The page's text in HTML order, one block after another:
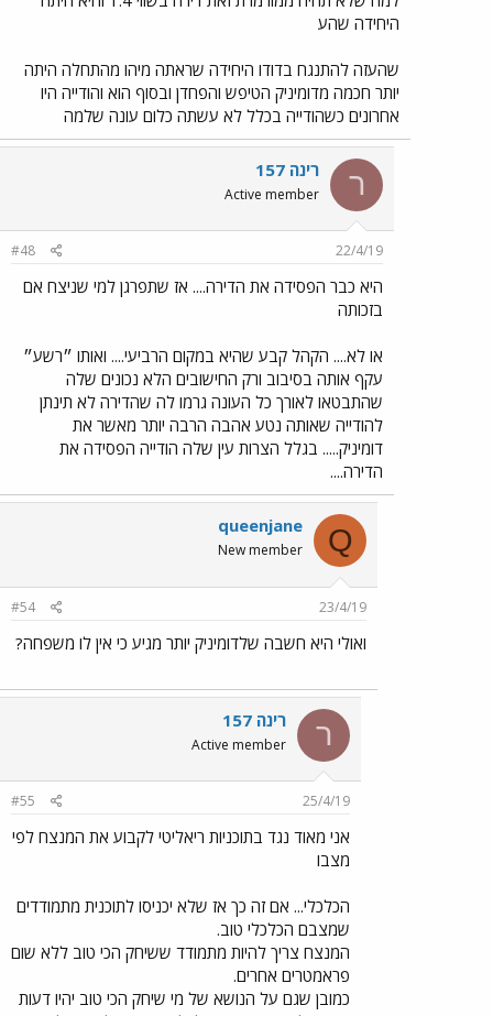
היחידה שהע
שהעזה להתנגח בדודו היחידה שראתה מיהו מהתחלה היתה
יותר חכמה מדומיניק הטיפש והפחדן ובסוף הוא והודייה היו
אחרונים כשהודייה בכלל לא עשתה כלום עונה שלמה
ר רינה 157
Active member
22/4/19
#48
היא כבר הפסידה את הדירה.... אז שתפרגן למי שניצח אם
בזכותה
או לא.... הקהל קבע שהיא במקום הרביעי.... ואותו ״רשע״
עקף אותה בסיבוב ורק החישובים הלא נכונים שלה
שהתבטאו לאורך כל העונה גרמו לה שהדירה לא תינתן
להודייה שאותה נטע אהבה הרבה יותר מאשר את
דומיניק..... בגלל הצרות עין שלה הודייה הפסידה את
הדירה....
Q
queenjane
New member
23/4/19
#54
ואולי היא חשבה שלדומיניק יותר מגיע כי אין לו משפחה?
ר רינה 157
Active member
25/4/19
#55
אני מאוד נגד בתוכניות ריאליטי לקבוע את המנצח לפי
מצבו
הכלכלי... אם זה כך אז שלא יכניסו לתוכנית מתמודדים
שמצבם הכלכלי טוב.
המנצח צריך להיות מתמודד ששיחק הכי טוב ללא שום
פראמטרים אחרים.
כמובן שגם על הנושא של מי שיחק הכי טוב יהיו דעות